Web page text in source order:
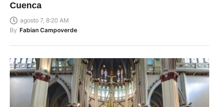
Cuenca
agosto 7, 8:20 AM
By Fabian Campoverde